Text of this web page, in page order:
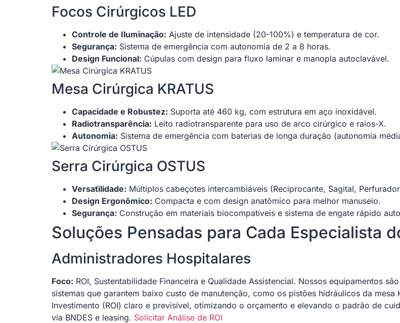
Focos Cirúrgicos LED
Controle de Iluminação: Ajuste de intensidade (20-100%) e temperatura de cor.
Segurança: Sistema de emergência com autonomia de 2 a 8 horas.
Design Funcional: Cúpulas com design para fluxo laminar e manopla autoclavável.
Mesa Cirúrgica KRATUS
Capacidade e Robustez: Suporta até 460 kg, com estrutura em aço inoxidável.
Radiotransparência: Leito radiotransparente para uso de arco cirúrgico e raios-X.
Autonomia: Sistema de emergência com baterias de longa duração (autonomia
Serra Cirúrgica OSTUS
Versatilidade: Múltiplos cabeçotes intercambiáveis (Reciprocante, Sagital,
Design Ergonômico: Compacta e com design anatômico para melhor manuseio.
Segurança: Construção em materiais biocompatíveis e sistema de engate rápido
Soluções Pensadas para Cada Especialista
Administradores Hospitalares
Foco: ROI, Sustentabilidade Financeira e Qualidade Assistencial. Nossos equipamentos
sistemas que garantem baixo custo de manutenção, como os pistões hidráulicos da mesa
Investimento (ROI) claro e previsível, otimizando o orçamento e elevando o padrão de
via BNDES e leasing. Solicitar Análise de ROI